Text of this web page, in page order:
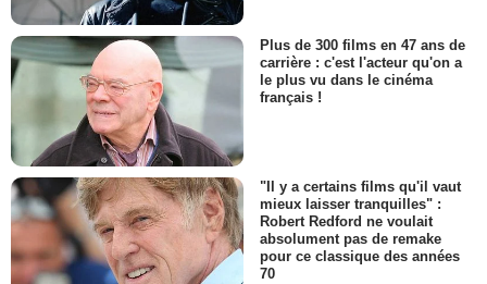
Plus de 300 films en 47 ans de
carrière : c'est l'acteur qu'on a
le plus vu dans le cinéma
français !
"Il y a certains films qu'il vaut
mieux laisser tranquilles" :
Robert Redford ne voulait
absolument pas de remake
pour ce classique des années
70